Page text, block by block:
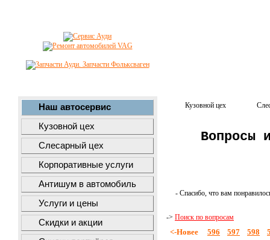
Наш автосервис
Кузовной цех
Слесарный цех
Корпоративные услуги
Антишум в автомобиль
Услуги и цены
Скидки и акции
Кузовной цех
Вопросы
- Спасибо, что вам
-> Поиск по вопросам
<-Новее 596 597 598